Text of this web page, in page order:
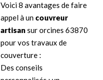
Voici 8 avantages de faire
appel à un couvreur
artisan sur orcines 63870
pour vos travaux de
couverture :
Des conseils